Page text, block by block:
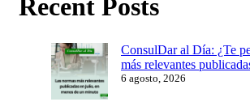
Recent Posts
ConsulDar al Día: ¿Te
más relevantes
6 agosto, 2026